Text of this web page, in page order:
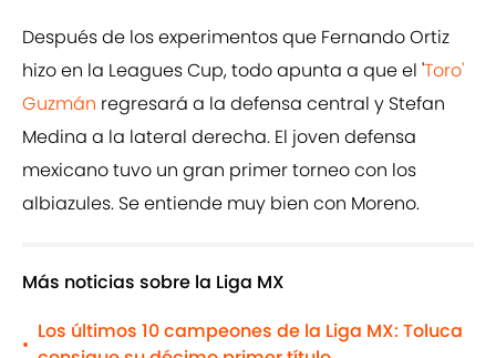
Después de los experimentos que Fernando Ortiz
hizo en la Leagues Cup, todo apunta a que el 'Toro'
Guzmán regresará a la defensa central y Stefan
Medina a la lateral derecha. El joven defensa
mexicano tuvo un gran primer torneo con los
albiazules. Se entiende muy bien con Moreno.
Más noticias sobre la Liga MX
•
Los últimos 10 campeones de la Liga MX: Toluca